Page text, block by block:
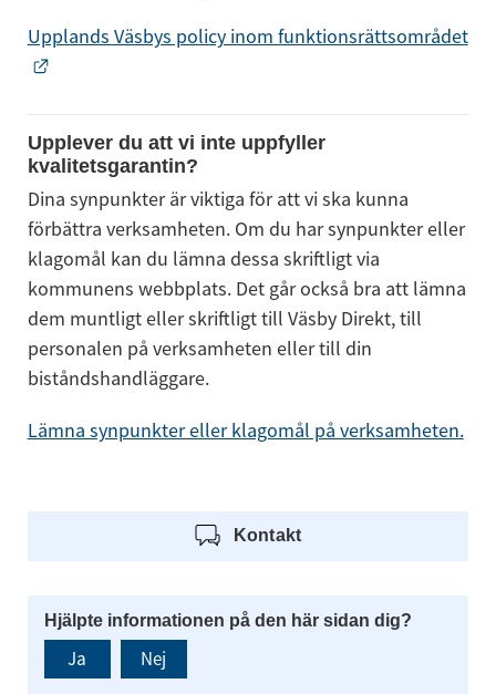
Upplands Väsbys policy inom funktionsrättsområdet
Länk till annan webbplats.
Upplever du att vi inte uppfyller
kvalitetsgarantin?
Dina synpunkter är viktiga för att vi ska kunna
förbättra verksamheten. Om du har synpunkter eller
klagomål kan du lämna dessa skriftligt via
kommunens webbplats. Det går också bra att lämna
dem muntligt eller skriftligt till Väsby Direkt, till
personalen på verksamheten eller till din
biståndshandläggare.
Lämna synpunkter eller klagomål på verksamheten.
Kontakt
Hjälpte informationen på den här sidan dig?
Ja Nej